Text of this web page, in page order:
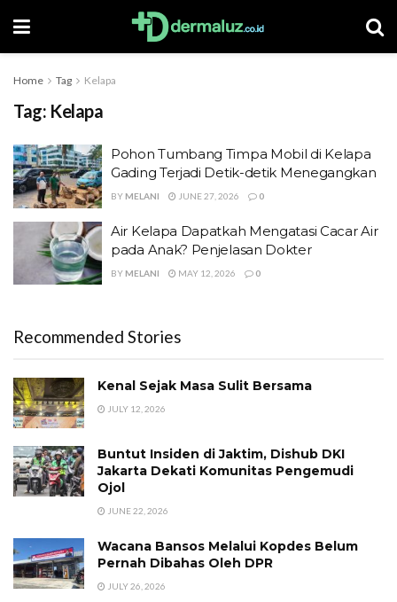
Home Tag Kelapa
Tag: Kelapa
Pohon Tumbang Timpa Mobil di Kelapa
Gading Terjadi Detik-detik Menegangkan
BY MELANI JUNE 27, 2026 0
Air Kelapa Dapatkah Mengatasi Cacar Air
pada Anak? Penjelasan Dokter
BY MELANI MAY 12, 2026 0
Recommended Stories
Kenal Sejak Masa Sulit Bersama
JULY 12, 2026
Buntut Insiden di Jaktim, Dishub DKI
Jakarta Dekati Komunitas Pengemudi
Ojol
JUNE 22, 2026
Wacana Bansos Melalui Kopdes Belum
Pernah Dibahas Oleh DPR
JULY 26, 2026